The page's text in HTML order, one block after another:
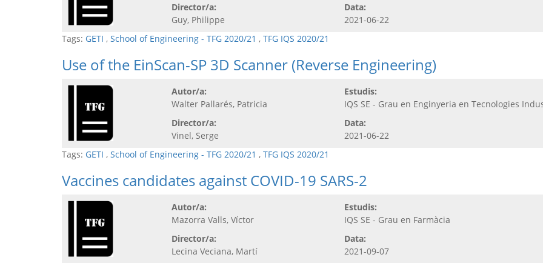
Director/a:
Guy, Philippe
Data:
2021-06-22
Tags: GETI , School of Engineering - TFG 2020/21 , TFG IQS 2020/21
Use of the EinScan-SP 3D Scanner (Reverse Engineering)
Autor/a:
Walter Pallarés, Patricia
Director/a:
Vinel, Serge
Estudis:
IQS SE - Grau en Enginyeria en Tecnologies
Data:
2021-06-22
Tags: GETI , School of Engineering - TFG 2020/21 , TFG IQS 2020/21
Vaccines candidates against COVID-19 SARS-2
Autor/a:
Mazorra Valls, Víctor
Director/a:
Lecina Veciana, Martí
Estudis:
IQS SE - Grau en Farmàcia
Data:
2021-09-07